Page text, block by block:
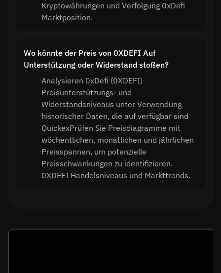
Kryptowährungen und Verfolgung 0xDefi
Marktposition.
Wo könnte der Preis von 0XDEFI Auf
Unterstützung oder Widerstand stoßen?
Analysieren 0xDefi (0XDEFI)
Preisunterstützungs- und
Widerstandsniveaus unter Verwendung
historischer Daten, die auf verfügbar sind
QuickexPrüfen Sie Preisdiagramme mit
wöchentlichen, monatlichen und jährlichen
Preisspannen, um potenzielle
Preisschwankungen zu identifizieren.
0XDEFI Handelsniveaus und Markttrends.